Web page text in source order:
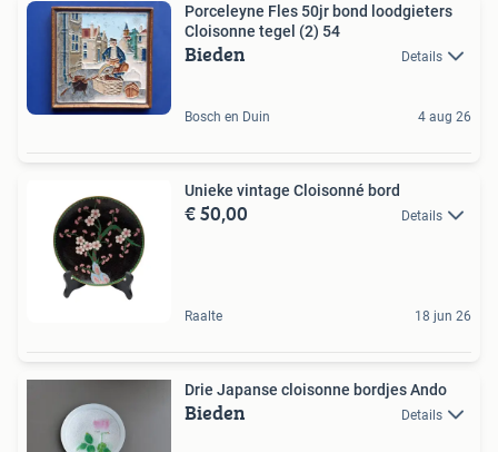
Porceleyne Fles 50jr bond loodgieters
Cloisonne tegel (2) 54
Bieden Details
Bosch en Duin 4 aug 26
Unieke vintage Cloisonné bord
€ 50,00 Details
Raalte 18 jun 26
Drie Japanse cloisonne bordjes Ando
Bieden Details